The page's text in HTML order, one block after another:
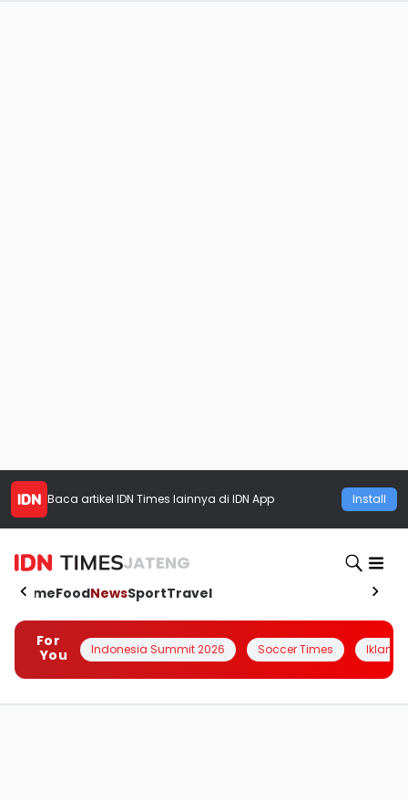
Baca artikel IDN Times lainnya di IDN App Install
JATENG
HomeFoodNewsSportTravel
For
You
Indonesia Summit 2026 Soccer Times Iklanin